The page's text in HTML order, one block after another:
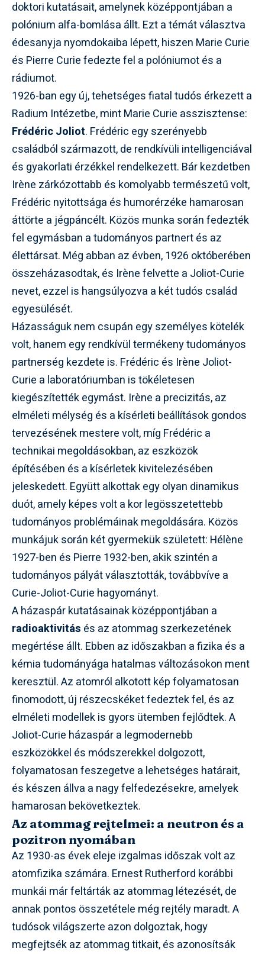
doktori kutatásait, amelynek középpontjában a
polónium alfa-bomlása állt. Ezt a témát választva
édesanyja nyomdokaiba lépett, hiszen Marie Curie
és Pierre Curie fedezte fel a polóniumot és a
rádiumot.
1926-ban egy új, tehetséges fiatal tudós érkezett a
Radium Intézetbe, mint Marie Curie asszisztense:
Frédéric Joliot. Frédéric egy szerényebb
családból származott, de rendkívüli intelligenciával
és gyakorlati érzékkel rendelkezett. Bár kezdetben
Irène zárkózottabb és komolyabb természetű volt,
Frédéric nyitottsága és humorérzéke hamarosan
áttörte a jégpáncélt. Közös munka során fedezték
fel egymásban a tudományos partnert és az
élettársat. Még abban az évben, 1926 októberében
összeházasodtak, és Irène felvette a Joliot-Curie
nevet, ezzel is hangsúlyozva a két tudós család
egyesülését.
Házasságuk nem csupán egy személyes kötelék
volt, hanem egy rendkívül termékeny tudományos
partnerség kezdete is. Frédéric és Irène Joliot-
Curie a laboratóriumban is tökéletesen
kiegészítették egymást. Irène a precizitás, az
elméleti mélység és a kísérleti beállítások gondos
tervezésének mestere volt, míg Frédéric a
technikai megoldásokban, az eszközök
építésében és a kísérletek kivitelezésében
jeleskedett. Együtt alkottak egy olyan dinamikus
duót, amely képes volt a kor legösszetettebb
tudományos problémáinak megoldására. Közös
munkájuk során két gyermekük született: Hélène
1927-ben és Pierre 1932-ben, akik szintén a
tudományos pályát választották, továbbvíve a
Curie-Joliot-Curie hagyományt.
A házaspár kutatásainak középpontjában a
radioaktivitás és az atommag szerkezetének
megértése állt. Ebben az időszakban a fizika és a
kémia tudományága hatalmas változásokon ment
keresztül. Az atomról alkotott kép folyamatosan
finomodott, új részecskéket fedeztek fel, és az
elméleti modellek is gyors ütemben fejlődtek. A
Joliot-Curie házaspár a legmodernebb
eszközökkel és módszerekkel dolgozott,
folyamatosan feszegetve a lehetséges határait,
és készen állva a nagy felfedezésekre, amelyek
hamarosan bekövetkeztek.
Az atommag rejtelmei: a neutron és a
pozitron nyomában
Az 1930-as évek eleje izgalmas időszak volt az
atomfizika számára. Ernest Rutherford korábbi
munkái már feltárták az atommag létezését, de
annak pontos összetétele még rejtély maradt. A
tudósok világszerte azon dolgoztak, hogy
megfejtsék az atommag titkait, és azonosítsák